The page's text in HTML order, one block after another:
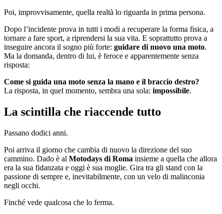
Poi, improvvisamente, quella realtà lo riguarda in prima persona.
Dopo l’incidente prova in tutti i modi a recuperare la forma fisica, a
tornare a fare sport, a riprendersi la sua vita. E soprattutto prova a
inseguire ancora il sogno più forte: guidare di nuovo una moto.
Ma la domanda, dentro di lui, è feroce e apparentemente senza
risposta:
Come si guida una moto senza la mano e il braccio destro?
La risposta, in quel momento, sembra una sola: impossibile.
La scintilla che riaccende tutto
Passano dodici anni.
Poi arriva il giorno che cambia di nuovo la direzione del suo
cammino. Dado è al Motodays di Roma insieme a quella che allora
era la sua fidanzata e oggi è sua moglie. Gira tra gli stand con la
passione di sempre e, inevitabilmente, con un velo di malinconia
negli occhi.
Finché vede qualcosa che lo ferma.